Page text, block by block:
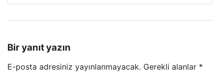
Bir yanıt yazın
E-posta adresiniz yayınlanmayacak. Gerekli alanlar *